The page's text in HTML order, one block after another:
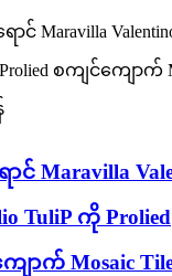
ာင် Maravilla
TuliP ကို ​​Prolied
ောက် Mosaic